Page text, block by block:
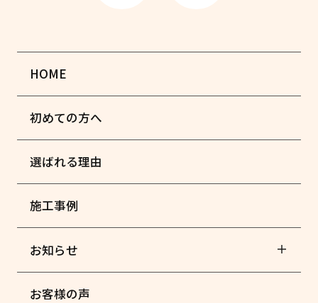
HOME
初めての方へ
選ばれる理由
施工事例
お知らせ
お客様の声